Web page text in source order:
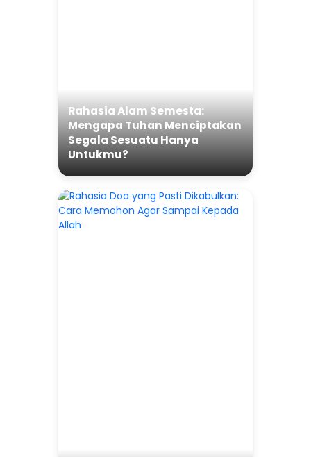
Rahasia Alam Semesta:
Mengapa Tuhan Menciptakan
Segala Sesuatu Hanya
Untukmu?